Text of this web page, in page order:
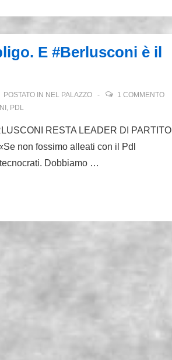
E #Berlusconi è il
POSTATO IN NEL PALAZZO
1 COMMENTO
, PDL
RESTA LEADER DI PARTITO
non fossimo alleati con il Pdl
Dobbiamo …